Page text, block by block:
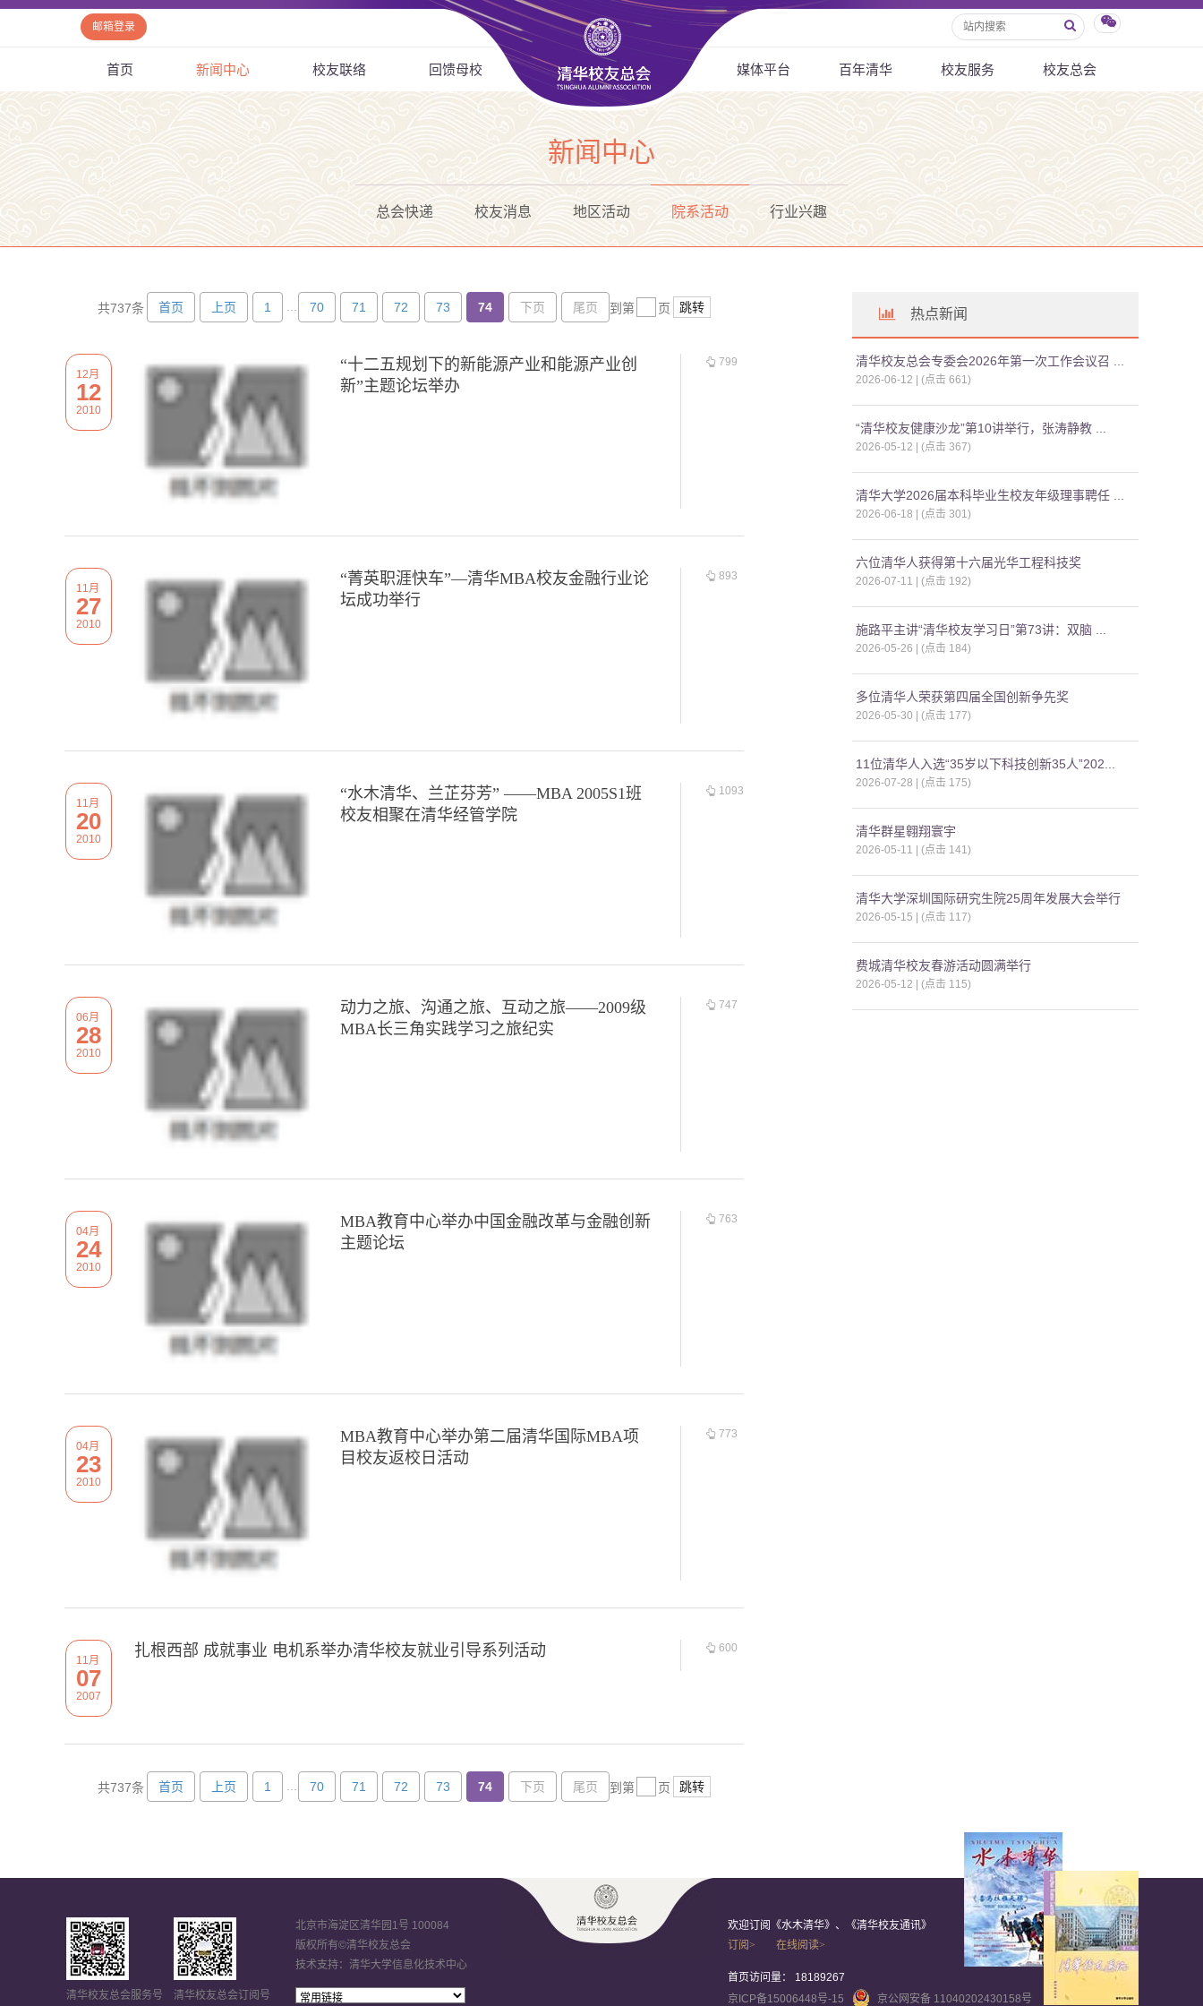
邮箱登录
首页 新闻中心 校友联络 回馈母校 媒体平台 百年清华 校友服务 校友总会
新闻中心
总会快递 校友消息 地区活动 院系活动 行业兴趣
共737条 首页 上页 1 70 71 72 73 74 下页 尾页 到第 页 跳转
12月
12
2010
“十二五规划下的新能源产业和能源产业创
新”主题论坛举办
799
11月
27
2010
“菁英职涯快车”—清华MBA校友金融行业论
坛成功举行
893
11月
20
2010
“水木清华、兰芷芬芳” ——MBA 2005S1班
校友相聚在清华经管学院
1093
06月
28
2010
动力之旅、沟通之旅、互动之旅——2009级
MBA长三角实践学习之旅纪实
747
04月
24
2010
MBA教育中心举办中国金融改革与金融创新
主题论坛
763
04月
23
2010
MBA教育中心举办第二届清华国际MBA项
目校友返校日活动
773
11月
07
2007
扎根西部 成就事业 电机系举办清华校友就业引导系列活动 600
共737条 首页 上页 1 70 71 72 73 74 下页 尾页 到第 页 跳转
热点新闻
清华校友总会专委会2026年第一次工作会议召 ...
2026-06-12 | (点击 661)
“清华校友健康沙龙”第10讲举行，张涛静教 ...
2026-05-12 | (点击 367)
清华大学2026届本科毕业生校友年级理事聘任 ...
2026-06-18 | (点击 301)
六位清华人获得第十六届光华工程科技奖
2026-07-11 | (点击 192)
施路平主讲“清华校友学习日”第73讲：双脑 ...
2026-05-26 | (点击 184)
多位清华人荣获第四届全国创新争先奖
2026-05-30 | (点击 177)
11位清华人入选“35岁以下科技创新35人”202...
2026-07-28 | (点击 175)
清华群星翱翔寰宇
2026-05-11 | (点击 141)
清华大学深圳国际研究生院25周年发展大会举行
2026-05-15 | (点击 117)
费城清华校友春游活动圆满举行
2026-05-12 | (点击 115)
清华校友总会服务号 清华校友总会订阅号
北京市海淀区清华园1号 100084
版权所有©清华校友总会
技术支持：清华大学信息化技术中心
欢迎订阅《水木清华》、《清华校友通讯》
订阅>
在线阅读>
首页访问量： 18189267
京ICP备15006448号-15
京公网安备 11040202430158号